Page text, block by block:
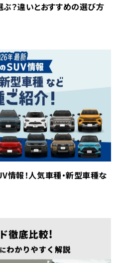
ぶ？違いとおすすめの選び方
情報！人気車種・新型車種な